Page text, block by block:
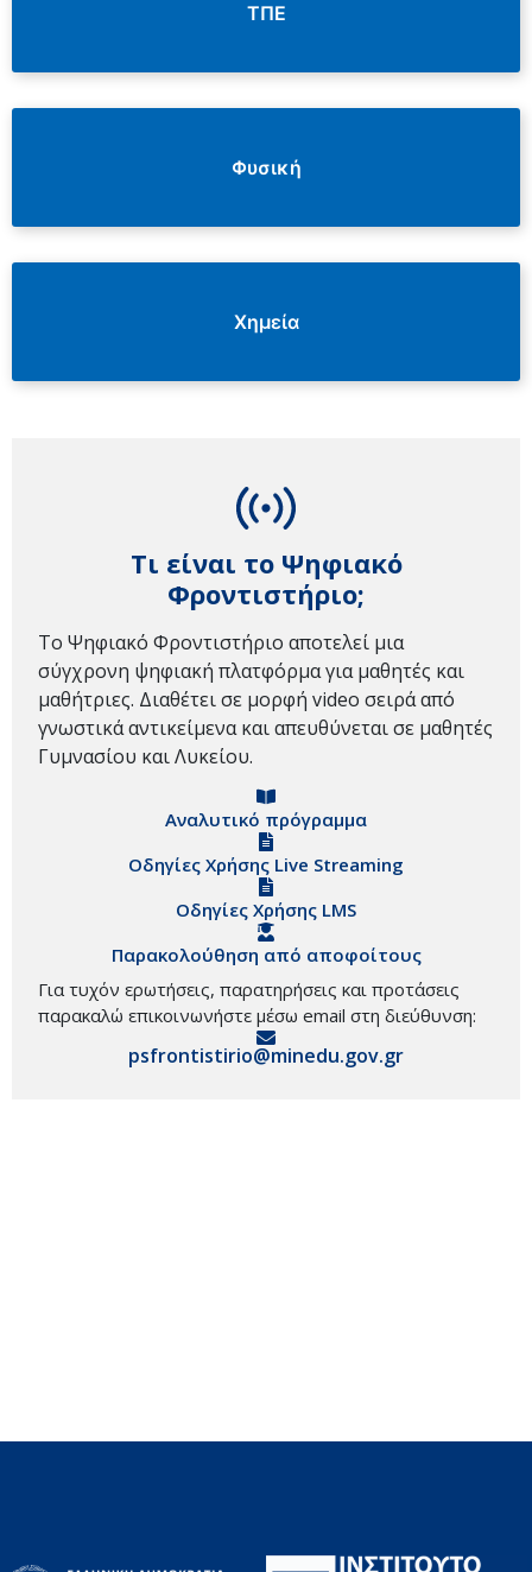
ΤΠΕ
Φυσική
Χημεία
Τι είναι το Ψηφιακό
Φροντιστήριο;
Το Ψηφιακό Φροντιστήριο αποτελεί μια
σύγχρονη ψηφιακή πλατφόρμα για μαθητές και
μαθήτριες. Διαθέτει σε μορφή video σειρά από
γνωστικά αντικείμενα και απευθύνεται σε μαθητές
Γυμνασίου και Λυκείου.
Αναλυτικό πρόγραμμα
Οδηγίες Χρήσης Live Streaming
Οδηγίες Χρήσης LMS
Παρακολούθηση από αποφοίτους
Για τυχόν ερωτήσεις, παρατηρήσεις και προτάσεις
παρακαλώ επικοινωνήστε μέσω email στη διεύθυνση:
psfrontistirio@minedu.gov.gr